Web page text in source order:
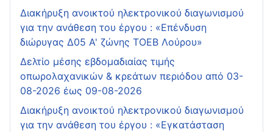
Διακήρυξη ανοικτού ηλεκτρονικού διαγωνισμού
για την ανάθεση του έργου : «Επένδυση
διώρυγας Δ05 Α' ζώνης ΤΟΕΒ Λούρου»
Δελτίο μέσης εβδομαδιαίας τιμής
οπωρολαχανικών & κρεάτων περιόδου από 03-
08-2026 έως 09-08-2026
Διακήρυξη ανοικτού ηλεκτρονικού διαγωνισμού
για την ανάθεση του έργου : «Εγκατάσταση